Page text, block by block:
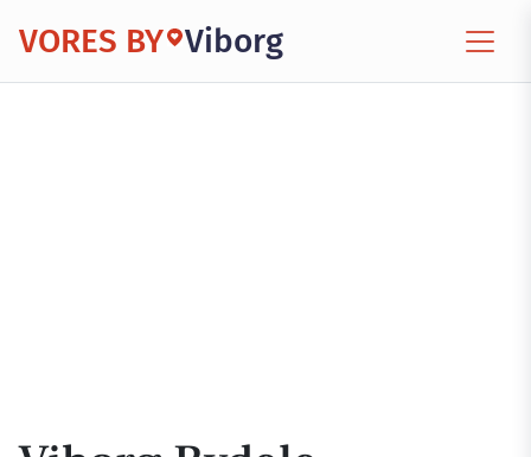
VORES BY Viborg